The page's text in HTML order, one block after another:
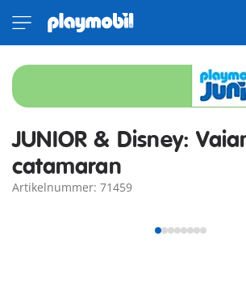
JUNIOR & Disney:
catamaran
Artikelnummer: 71459